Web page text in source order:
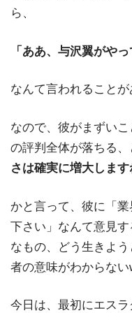
ら、
「ああ、与沢翼がやっ
なんて言われることが
なので、彼がまずい
の評判全体が落ちる
さは確実に増大します
かと言って、彼に「
下さい」なんて意見
なもの、どう生きよ
者の意味がわからない
今日は、最初にエス